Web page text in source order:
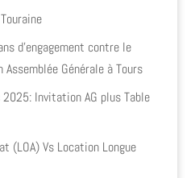
d’engagement contre le
Générale à Tours
Invitation AG plus Table
(LOA) Vs Location Longue